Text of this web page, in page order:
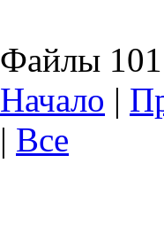
Файлы 101
Начало |
| Все